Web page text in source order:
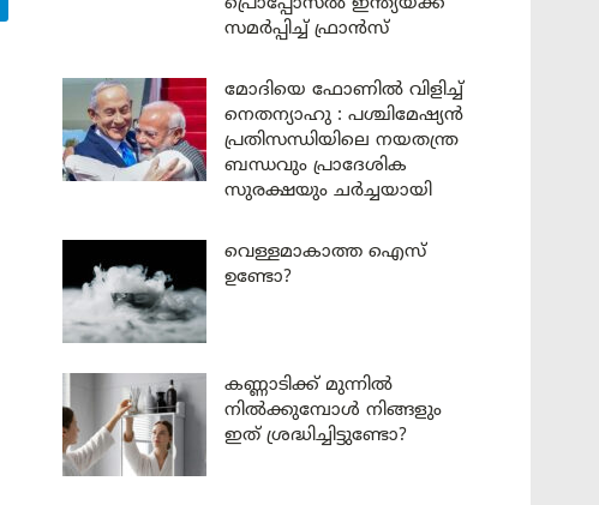
സമർപ്പിച്ച് ഫ്രാൻസ്
മോദിയെ ഫോണിൽ വിളിച്ച്
നെതന്യാഹു : പശ്ചിമേഷ്യൻ
പ്രതിസന്ധിയിലെ നയതന്ത്ര
ബന്ധവും പ്രാദേശിക
സുരക്ഷയും ചർച്ചയായി
വെള്ളമാകാത്ത ഐസ്
ഉണ്ടോ?
കണ്ണാടിക്ക് മുന്നിൽ
നിൽക്കുമ്പോൾ നിങ്ങളും
ഇത് ശ്രദ്ധിച്ചിട്ടുണ്ടോ?